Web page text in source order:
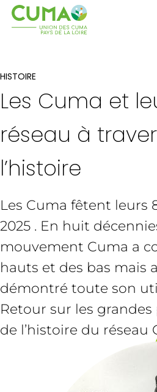
HISTOIRE
Les Cuma et
réseau à
l’histoire
Les Cuma fêtent leurs
2025 . En huit
mouvement Cuma a
hauts et des bas mais a
démontré toute son
Retour sur les grandes
de l’histoire du réseau